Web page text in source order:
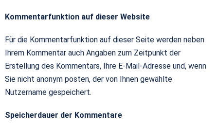
Kommentarfunktion auf dieser Website
Für die Kommentarfunktion auf dieser Seite werden neben
Ihrem Kommentar auch Angaben zum Zeitpunkt der
Erstellung des Kommentars, Ihre E-Mail-Adresse und, wenn
Sie nicht anonym posten, der von Ihnen gewählte
Nutzername gespeichert.
Speicherdauer der Kommentare